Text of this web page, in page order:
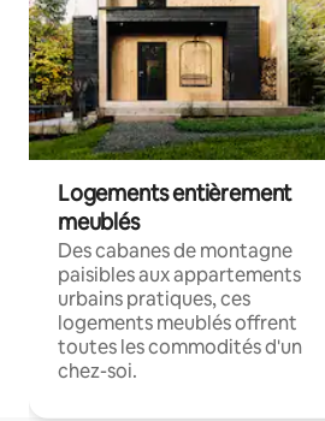
Logements entièrement
meublés
Des cabanes de montagne
paisibles aux appartements
urbains pratiques, ces
logements meublés offrent
toutes les commodités d'un
chez-soi.